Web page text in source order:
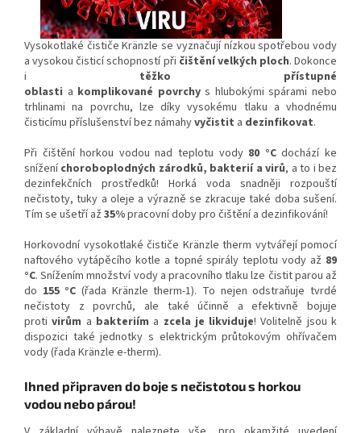
Vysokotlaké čističe Kränzle se vyznačují nízkou spotřebou vody
a vysokou čisticí schopností při čištění velkých ploch. Dokonce
i těžko přístupné
oblasti a komplikované povrchys hlubokými spárami nebo
trhlinami na povrchu, lze díky vysokému tlaku a vhodnému
čisticímu příslušenství bez námahyvyčistit a dezinfikovat.
Při čištění horkou vodou nad teplotu vody 80 °Cdochází ke
sníženíchoroboplodných zárodků, bakterií a virů, a to i bez
dezinfekčních prostředků! Horká voda snadněji rozpouští
nečistoty, tuky a oleje a výrazně se zkracuje také doba sušení.
Tím se ušetří až 35%pracovní doby pro čištění a dezinfikování!
Horkovodní vysokotlaké čističe Kränzle therm vytvářejí pomocí
naftového vytápěcího kotle a topné spirály teplotu vody až 89
°C. Snížením množství vody a pracovního tlaku lze čistit parou až
do 155 °C (řada Kränzle therm-1). To nejen odstraňuje tvrdé
nečistoty z povrchů, ale také účinně a efektivně bojuje
protivirům a bakteriím a zcela je likviduje! Volitelně jsou k
dispozici také jednotky s elektrickým průtokovým ohřívačem
vody (řada Kränzle e-therm).
Ihned připraven do boje s nečistotou s horkou
vodou nebo párou!